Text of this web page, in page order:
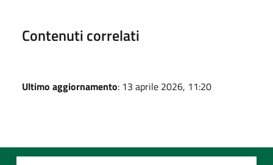
Contenuti correlati
Ultimo aggiornamento: 13 aprile 2026, 11:20